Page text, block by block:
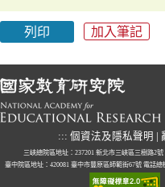
列印 加入筆記
::: 個資法及隱私聲明
三峽總院區地址：237201 新北市三峽區三樹路2號
臺中院區地址：420081 臺中市豐原區師範街67號 電話總